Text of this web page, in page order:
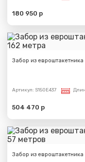
180 950 р
Забор из
Артикул: S150E437
504 470 р
Забор из